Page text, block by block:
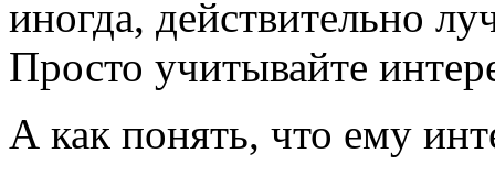
иногда, действительно
Просто учитывайте
А как понять, что ему